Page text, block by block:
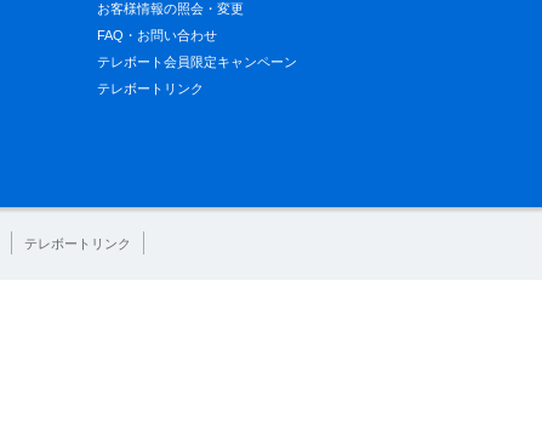
お客様情報の照会・変更
FAQ・お問い合わせ
テレボート会員限定キャンペーン
テレボートリンク
テレボートリンク